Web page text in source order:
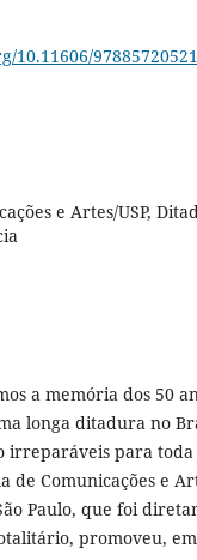
10.11606/
e Artes/USP,
a memória dos 50
longa ditadura no
irreparáveis para toda
de Comunicações e
Paulo, que foi
promoveu,